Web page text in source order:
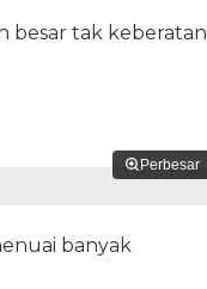
besar tak keberatan
Perbesar
banyak